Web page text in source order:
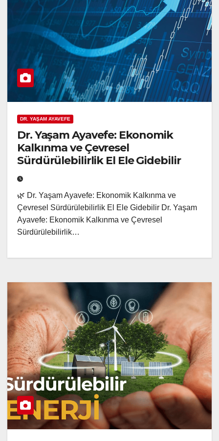
DR. YAŞAM AYAVEFE
Dr. Yaşam Ayavefe: Ekonomik
Kalkınma ve Çevresel
Sürdürülebilirlik El Ele Gidebilir
🌿 Dr. Yaşam Ayavefe: Ekonomik Kalkınma ve
Çevresel Sürdürülebilirlik El Ele Gidebilir Dr. Yaşam
Ayavefe: Ekonomik Kalkınma ve Çevresel
Sürdürülebilirlik…